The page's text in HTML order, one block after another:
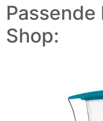
Passende
Shop: